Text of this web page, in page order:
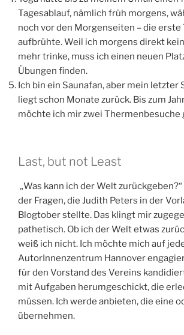
mehr trinke, muss ich einen neuen
Übungen finden.
Ich bin ein Saunafan, aber mein letzter
liegt schon Monate zurück. Bis zum
möchte ich mir zwei Thermenbesuche
Last, but not Least
der Fragen, die Judith Peters in der
Blogtober stellte. Das klingt mir
pathetisch. Ob ich der Welt etwas
weiß ich nicht. Ich möchte mich auf
AutorInnenzentrum Hannover
für den Vorstand des Vereins
mit Aufgaben herumgeschickt, die
müssen. Ich werde anbieten, die eine
übernehmen.
*Julia Cameron, Emma Lively: Es ist nie
anzufangen. DEr Weg des Künstlers ab